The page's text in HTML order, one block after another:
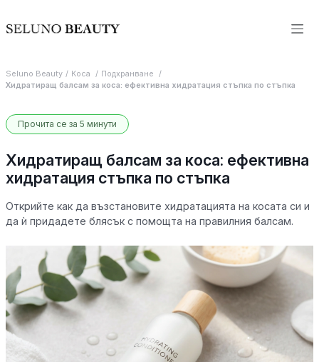
Seluno Beauty Коса
Подхранване
Хидратиращ балсам за коса: ефективна хидратация стъпка по стъпка
Прочита се за 5 минути
Хидратиращ балсам за коса: ефективна
хидратация стъпка по стъпка
Открийте как да възстановите хидратацията на косата си и
да ѝ придадете блясък с помощта на правилния балсам.